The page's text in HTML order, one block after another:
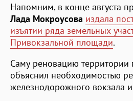
Напомним, в конце августа
Лада Мокроусова издала
изъятии ряда земельных
Привокзальной площади.
Саму реновацию территории
объяснил необходимостью
железнодорожного вокзала